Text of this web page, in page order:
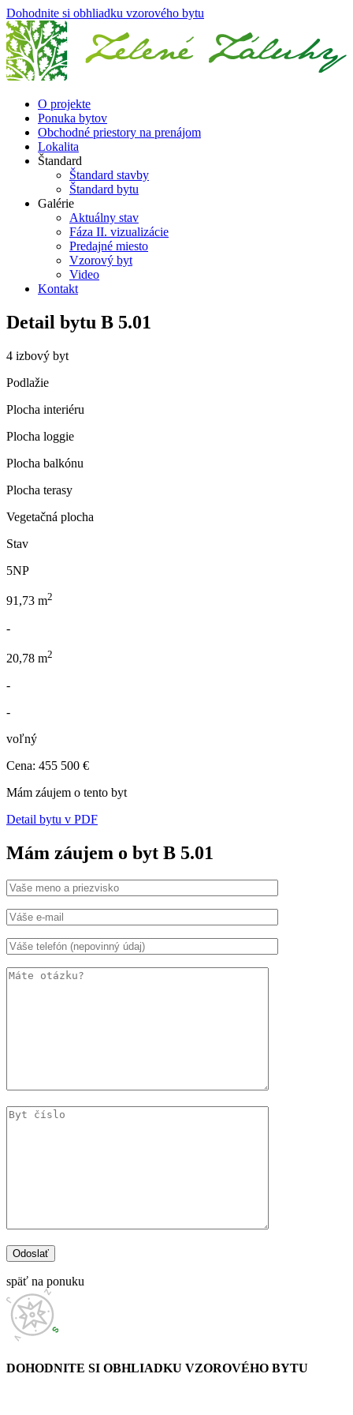
Dohodnite si obhliadku vzorového bytu
O projekte
Ponuka bytov
Obchodné priestory na prenájom
Lokalita
Štandard
Štandard stavby
Štandard bytu
Galérie
Aktuálny stav
Fáza II. vizualizácie
Predajné miesto
Vzorový byt
Video
Kontakt
Detail bytu B 5.01
4 izbový byt
Podlažie
Plocha interiéru
Plocha loggie
Plocha balkónu
Plocha terasy
Vegetačná plocha
Stav
5NP
91,73 m2
-
20,78 m2
-
-
voľný
Cena: 455 500 €
Mám záujem o tento byt
Detail bytu v PDF
Mám záujem o byt B 5.01
späť na ponuku
DOHODNITE SI OBHLIADKU VZOROVÉHO BYTU